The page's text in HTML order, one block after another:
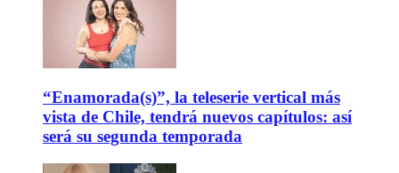
“Enamorada(s)”, la teleserie vertical más
vista de Chile, tendrá nuevos capítulos: así
será su segunda temporada